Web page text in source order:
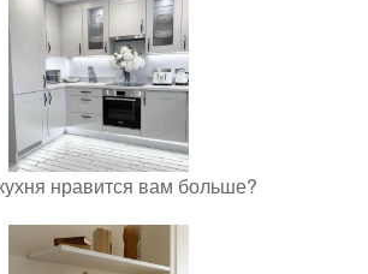
нравится вам больше?